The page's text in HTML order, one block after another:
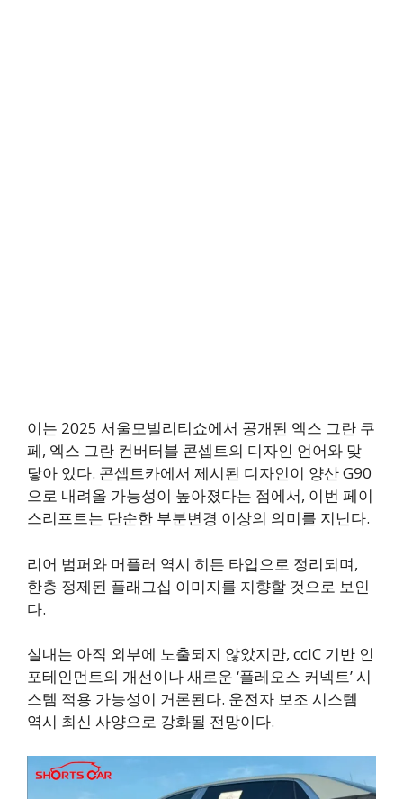
이는 2025 서울모빌리티쇼에서 공개된 엑스 그란 쿠
페, 엑스 그란 컨버터블 콘셉트의 디자인 언어와 맞
닿아 있다. 콘셉트카에서 제시된 디자인이 양산 G90
으로 내려올 가능성이 높아졌다는 점에서, 이번 페이
스리프트는 단순한 부분변경 이상의 의미를 지닌다.
리어 범퍼와 머플러 역시 히든 타입으로 정리되며,
한층 정제된 플래그십 이미지를 지향할 것으로 보인
다.
실내는 아직 외부에 노출되지 않았지만, ccIC 기반 인
포테인먼트의 개선이나 새로운 ‘플레오스 커넥트’ 시
스템 적용 가능성이 거론된다. 운전자 보조 시스템
역시 최신 사양으로 강화될 전망이다.